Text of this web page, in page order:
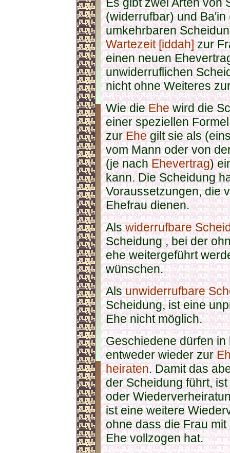
(widerrufbar) und
umkehrbaren
Wartezeit [iddah]zur
einen neuen
unwiderruflichen
nicht ohne Weiteres
Wie dieEhewird die
einer speziellen
zurEhegilt sie als
vom Mann oder von
(je nachEhevertrag)
kann. Die Scheidung
Voraussetzungen, die
Ehefrau dienen.
Alswiderrufbare
Scheidung , bei der
ehe weitergeführt
wünschen.
Alsunwiderrufbare
Scheidung, ist eine
Ehe nicht möglich.
Geschiedene dürfen
entweder wieder zur
heiraten. Damit das
der Scheidung führt,
oder
ist eine weitere
ohne dass die Frau
Ehe vollzogen hat.